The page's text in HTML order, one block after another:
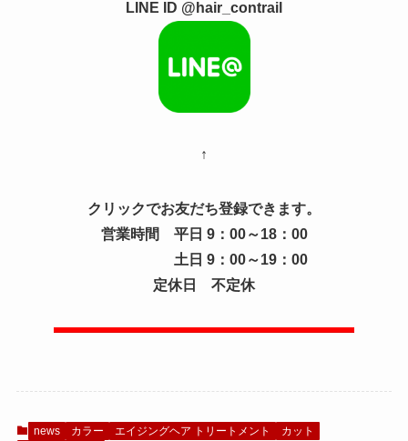
LINE ID @hair_contrail
↑
クリックでお友だち登録できます。
営業時間 平日 9：00～18：00
土日 9：00～19：00
定休日 不定休
news カラー エイジングヘア トリートメント
カット